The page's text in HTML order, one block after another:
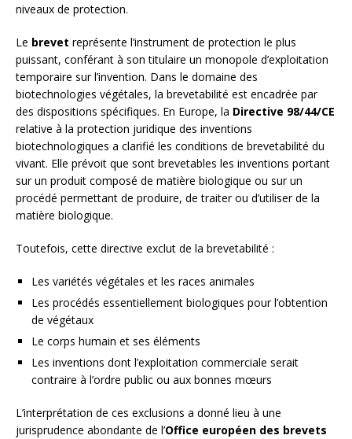
niveaux de protection.
Le brevet représente l’instrument de protection le plus
puissant, conférant à son titulaire un monopole d’exploitation
temporaire sur l’invention. Dans le domaine des
biotechnologies végétales, la brevetabilité est encadrée par
des dispositions spécifiques. En Europe, la Directive 98/44/CE
relative à la protection juridique des inventions
biotechnologiques a clarifié les conditions de brevetabilité du
vivant. Elle prévoit que sont brevetables les inventions portant
sur un produit composé de matière biologique ou sur un
procédé permettant de produire, de traiter ou d’utiliser de la
matière biologique.
Toutefois, cette directive exclut de la brevetabilité :
Les variétés végétales et les races animales
Les procédés essentiellement biologiques pour l’obtention
de végétaux
Le corps humain et ses éléments
Les inventions dont l’exploitation commerciale serait
contraire à l’ordre public ou aux bonnes mœurs
L’interprétation de ces exclusions a donné lieu à une
jurisprudence abondante de l’Office européen des brevets